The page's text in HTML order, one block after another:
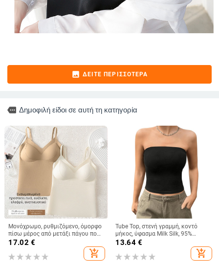
image ΔΕΊΤΕ ΠΕΡΙΣΣΌΤΕΡΑ
more Δημοφιλή είδοι σε αυτή τη κατηγορία
Μονόχρωμο, ρυθμιζόμενο, όμορφο
πίσω μέρος από μετάξι πάγου που
δεν αφήνει σημάδια, λεπτή,
αναπνεύσιμη μπλούζα με σταθερή
θήκη για όλα τα παιχνίδια για
17.02 €
add_shopping_cart
Tube Top, στενή γραμμή, κοντό
μήκος, ύφασμα Milk Silk, 95%
πολυεστέρας και σπάντεξ, χωρίς
13.64€
add_shopping_cart